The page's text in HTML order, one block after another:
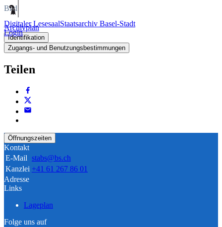
Digitaler LesesaalStaatsarchiv Basel-Stadt
Login
Bild
Archivplan
Identifikation
Zugangs- und Benutzungsbestimmungen
Teilen
Öffnungszeiten
Kontakt
E-Mail stabs@bs.ch
Kanzlei +41 61 267 86 01
Adresse
Links
Lageplan
Folge uns auf